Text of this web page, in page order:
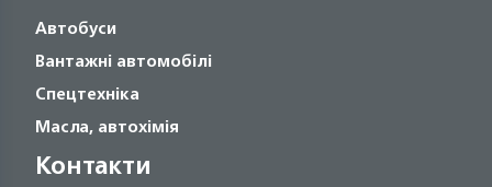
Автобуси
Вантажні автомобілі
Спецтехніка
Масла, автохімія
Контакти